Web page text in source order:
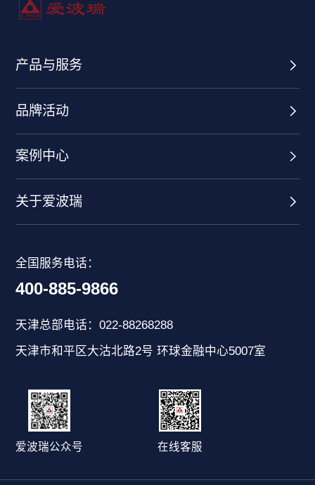
产品与服务
品牌活动
案例中心
关于爱波瑞
全国服务电话：
400-885-9866
天津总部电话：022-88268288
天津市和平区大沽北路2号 环球金融中心5007室
爱波瑞公众号 在线客服